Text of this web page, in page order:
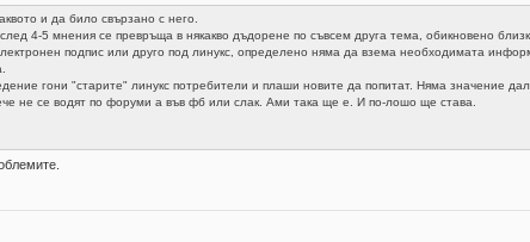
и да било свързано с него.
4-5 мнения се превръща в някакво дъдорене по съвсем друга тема, обикновено
подпис или друго под линукс, определено няма да взема необходимата
гони "старите" линукс потребители и плаши новите да попитат. Няма значение
не се водят по форуми а във фб или слак. Ами така ще е. И по-лошо ще става.